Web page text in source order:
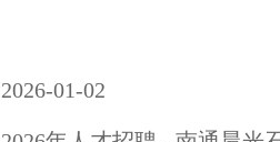
2026-01-02